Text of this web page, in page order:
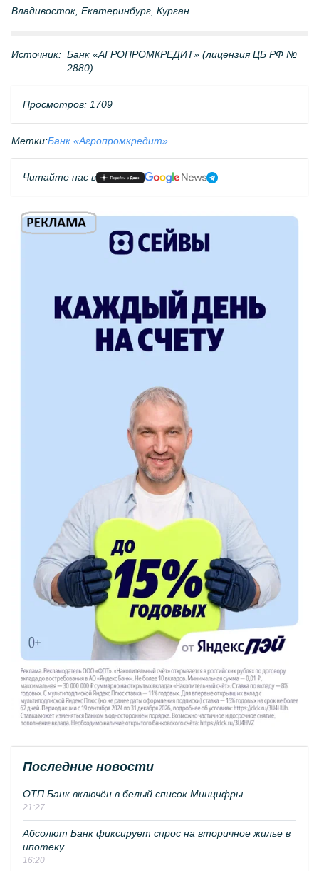
Владивосток, Екатеринбург, Курган.
Источник: Банк «АГРОПРОМКРЕДИТ» (лицензия ЦБ РФ №
2880)
Просмотров: 1709
Метки:Банк «Агропромкредит»
Читайте нас в
Последние новости
ОТП Банк включён в белый список Минцифры
21:27
Абсолют Банк фиксирует спрос на вторичное жилье в
ипотеку
16:20